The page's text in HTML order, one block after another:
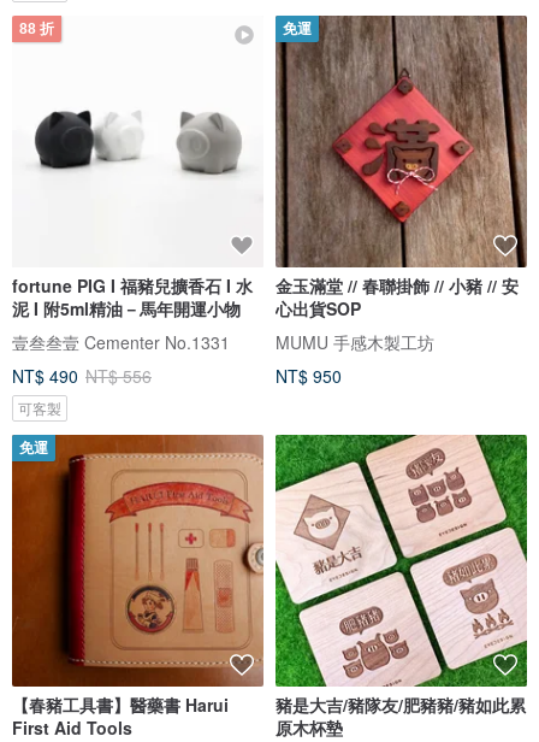
88 折
fortune PIG I 福豬兒擴香石 I 水
泥 I 附5ml精油－馬年開運小物
壹叁叁壹 Cementer No.1331
NT$ 490 NT$ 556
可客製
免運
金玉滿堂 // 春聯掛飾 // 小豬 // 安
心出貨SOP
MUMU 手感木製工坊
NT$ 950
免運
【春豬工具書】醫藥書 Harui
First Aid Tools
豬是大吉/豬隊友/肥豬豬/豬如此累
原木杯墊